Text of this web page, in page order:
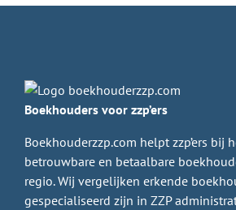
Boekhouders voor zzp’ers
Boekhouderzzp.com helpt zzp’ers bij
betrouwbare en betaalbare
regio. Wij vergelijken erkende
gespecialiseerd zijn in ZZP